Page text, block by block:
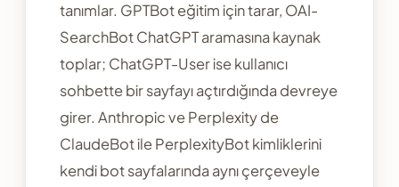
tanımlar. GPTBot eğitim için tarar, OAI-
SearchBot ChatGPT aramasına kaynak
toplar; ChatGPT-User ise kullanıcı
sohbette bir sayfayı açtırdığında devreye
girer. Anthropic ve Perplexity de
ClaudeBot ile PerplexityBot kimliklerini
kendi bot sayfalarında aynı çerçeveyle